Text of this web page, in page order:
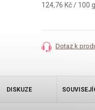
Měrná
124,76 Kč / 100 g
Dotaz k
DISKUZE